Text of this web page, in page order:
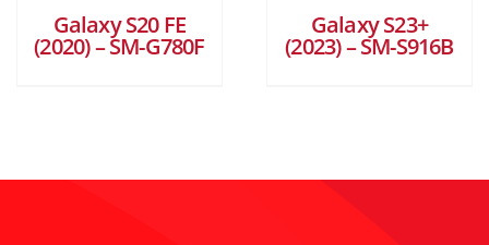
Galaxy S20 FE
(2020) – SM-G780F
Galaxy S23+
(2023) – SM-S916B